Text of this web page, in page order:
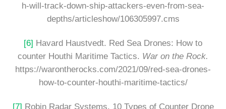
h-will-track-down-ship-attackers-even-from-sea-
depths/articleshow/106305997.cms
[6] Havard Haustvedt. Red Sea Drones: How to
counter Houthi Maritime Tactics. War on the Rock.
https://warontherocks.com/2021/09/red-sea-drones-
how-to-counter-houthi-maritime-tactics/
[7] Robin Radar Systems. 10 Types of Counter Drone